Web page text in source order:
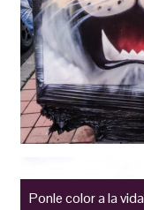
Ponle color a la vida